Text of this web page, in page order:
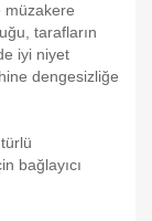
müzakere
tarafların
iyi niyet
dengesizliğe
bağlayıcı